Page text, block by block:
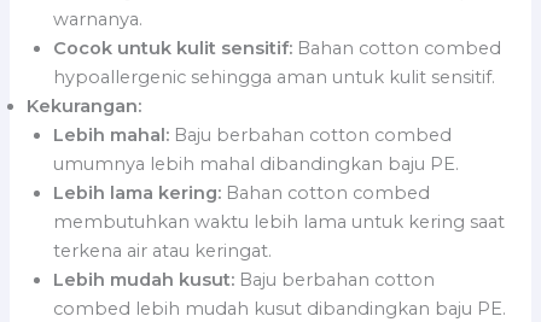
warnanya.
Cocok untuk kulit sensitif: Bahan cotton combed
hypoallergenic sehingga aman untuk kulit sensitif.
Kekurangan:
Lebih mahal: Baju berbahan cotton combed
umumnya lebih mahal dibandingkan baju PE.
Lebih lama kering: Bahan cotton combed
membutuhkan waktu lebih lama untuk kering saat
terkena air atau keringat.
Lebih mudah kusut: Baju berbahan cotton
combed lebih mudah kusut dibandingkan baju PE.